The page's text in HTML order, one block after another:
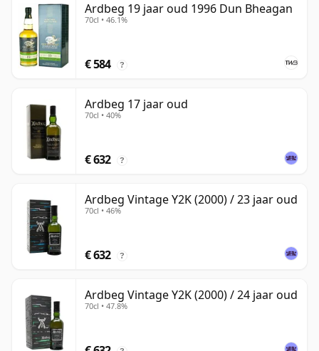
Ardbeg 19 jaar oud 1996 Dun Bheagan
70cl • 46.1%
€ 584 ?
Ardbeg 17 jaar oud
70cl • 40%
€ 632 ?
Ardbeg Vintage Y2K (2000) / 23 jaar oud
70cl • 46%
€ 632 ?
Ardbeg Vintage Y2K (2000) / 24 jaar oud
70cl • 47.8%